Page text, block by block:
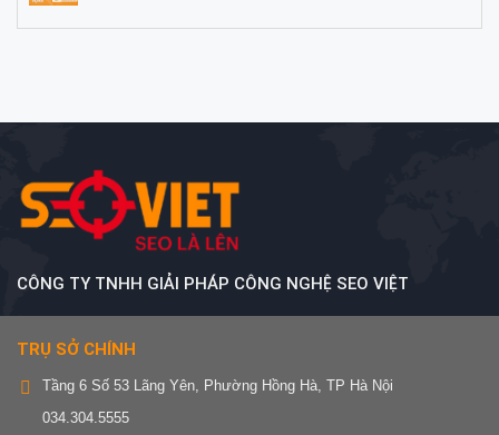
CÔNG TY TNHH GIẢI PHÁP CÔNG NGHỆ SEO VIỆT
TRỤ SỞ CHÍNH
Tầng 6 Số 53 Lãng Yên, Phường Hồng Hà, TP Hà Nội
034.304.5555